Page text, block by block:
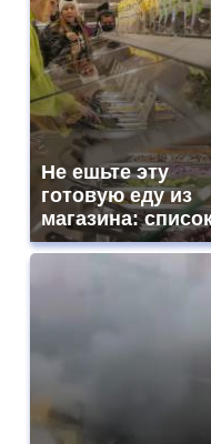
Не ешьте эту
готовую еду из
магазина: